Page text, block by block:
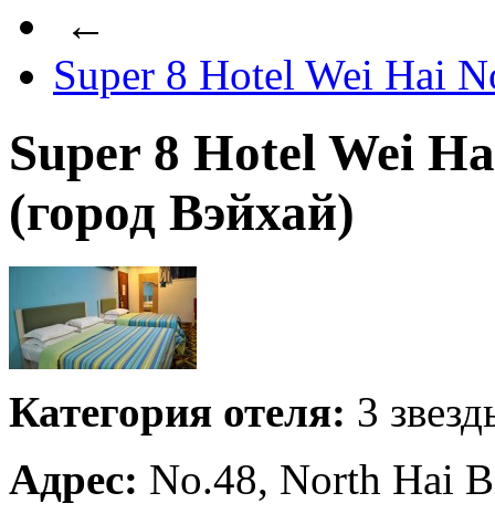
←
Super 8 Hotel Wei Hai
Super 8 Hotel Wei
(город Вэйхай)
Категория отеля: 3
Адрес: No.48, North Hai